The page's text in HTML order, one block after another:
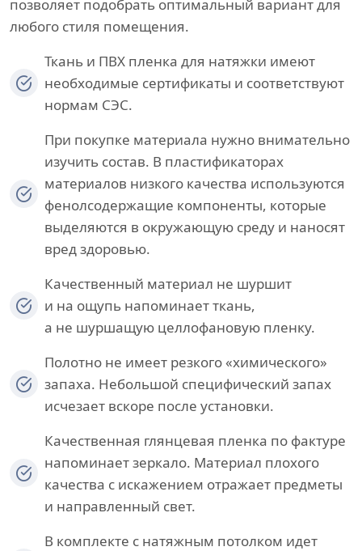
позволяет подобрать оптимальный вариант для
любого стиля помещения.
Ткань и ПВХ пленка для натяжки имеют
необходимые сертификаты и соответствуют
нормам СЭС.
При покупке материала нужно внимательно
изучить состав. В пластификаторах
материалов низкого качества используются
фенолсодержащие компоненты, которые
выделяются в окружающую среду и наносят
вред здоровью.
Качественный материал не шуршит
и на ощупь напоминает ткань,
а не шуршащую целлофановую пленку.
Полотно не имеет резкого «химического»
запаха. Небольшой специфический запах
исчезает вскоре после установки.
Качественная глянцевая пленка по фактуре
напоминает зеркало. Материал плохого
качества с искажением отражает предметы
и направленный свет.
В комплекте с натяжным потолком идет